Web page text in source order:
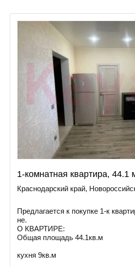
1-комнатная квартира, 44.1
Краснодарский край,
Предлагается к покупке 1-к
не.
О КВАРТИРЕ:
Общая площадь 44.1кв.м
кухня 9кв.м